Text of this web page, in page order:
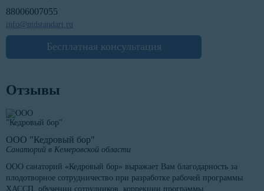
88006007055
info@ntdstandart.ru
Бесплатная консультация
Отзывы
ООО "Кедровый бор"
Санаторий в Кемеровской области
ООО санаторий «Кедровый бор» выражает Вам благодарность за
плодотворное сотрудничество при разработке рабочей программы
ХАССП, обучении сотрудников, коррекции программы